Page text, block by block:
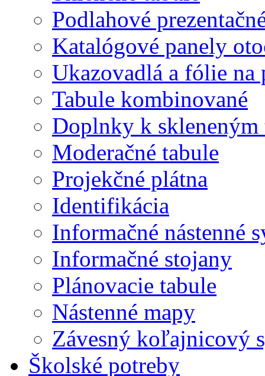
Podlahové
Katalógové panely
Ukazovadlá a fólie na
Tabule kombinované
Doplnky k skleneným
Moderačné tabule
Projekčné plátna
Identifikácia
Informačné nástenné
Informačné stojany
Plánovacie tabule
Nástenné mapy
Závesný koľajnicový
Školské potreby